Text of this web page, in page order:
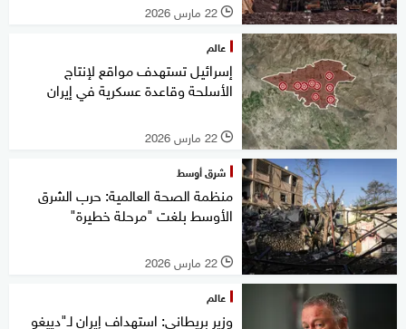
l 22 مارس 2026
عالم
إسرائيل تستهدف مواقع لإنتاج
الأسلحة وقاعدة عسكرية في إيران
l 22 مارس 2026
شرق أوسط
منظمة الصحة العالمية: حرب الشرق
الأوسط بلغت "مرحلة خطيرة"
l 22 مارس 2026
عالم
وزير بريطاني: استهداف إيران لـ"دييغو